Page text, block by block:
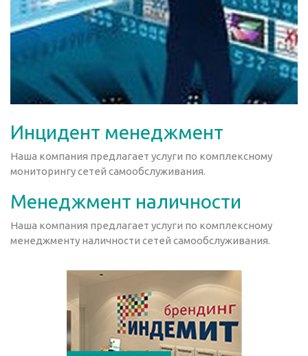
Инцидент менеджмент
Наша компания предлагает услуги по комплексному
мониторингу сетей самообслуживания.
Менеджмент наличности
Наша компания предлагает услуги по комплексному
менеджменту наличности сетей самообслуживания.